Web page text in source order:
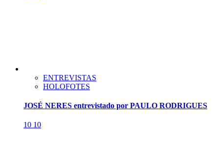
ENTREVISTAS
HOLOFOTES
JOSÉ NERES entrevistado por PAULO RODRIGUES
10 10